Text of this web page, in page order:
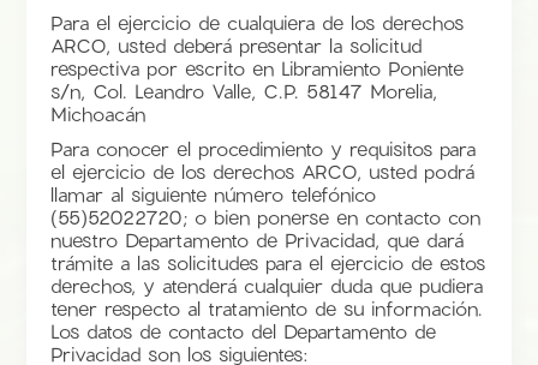
Para el ejercicio de cualquiera de los derechos
ARCO, usted deberá presentar la solicitud
respectiva por escrito en Libramiento Poniente
s/n, Col. Leandro Valle, C.P. 58147 Morelia,
Michoacán
Para conocer el procedimiento y requisitos para
el ejercicio de los derechos ARCO, usted podrá
llamar al siguiente número telefónico
(55)52022720; o bien ponerse en contacto con
nuestro Departamento de Privacidad, que dará
trámite a las solicitudes para el ejercicio de estos
derechos, y atenderá cualquier duda que pudiera
tener respecto al tratamiento de su información.
Los datos de contacto del Departamento de
Privacidad son los siguientes: